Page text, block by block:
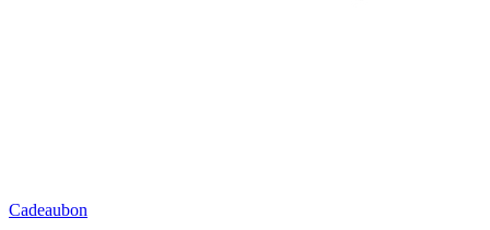
Cadeaubon